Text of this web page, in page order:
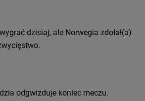
dzisiaj, ale Norwegia zdołał(a)
odgwizduje koniec meczu.